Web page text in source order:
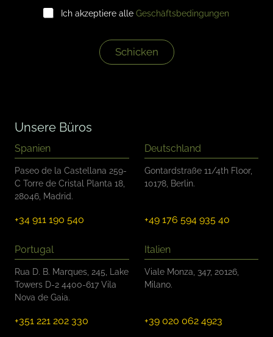
s
t
c
h
e
n
Ich akzeptiere alle Geschäftsbedingungen
Schicken
Unsere Büros
Spanien
Paseo de la Castellana 259-
C Torre de Cristal Planta 18,
28046, Madrid.
+34 911 190 540
Deutschland
Gontardstraße 11/4th Floor,
10178, Berlin.
+49 176 594 935 40
Portugal
Rua D. B. Marques, 245, Lake
Towers D-2 4400-617 Vila
Nova de Gaia.
+351 221 202 330
Italien
Viale Monza, 347, 20126,
Milano.
+39 020 062 4923